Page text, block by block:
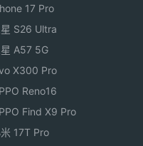
17 Pro
S26 Ultra
A57 5G
X300 Pro
Reno16
Find X9 Pro
17T Pro